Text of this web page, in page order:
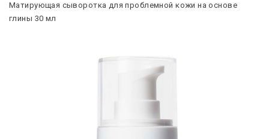
Матирующая сыворотка для проблемной кожи на основе
глины 30 мл